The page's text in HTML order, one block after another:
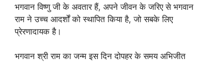
भगवान विष्णु जी के अवतार हैं, अपने जीवन के जरिए से भगवान
राम ने उच्च आदर्शों को स्थापित किया है, जो सबके लिए
प्रेरणादायक है।
भगवान श्री राम का जन्म इस दिन दोपहर के समय अभिजीत